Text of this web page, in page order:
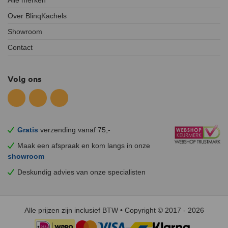
Gratis verzending vanaf 75,-
Maak een afspraak en kom langs in onze
showroom
Deskundig advies van onze specialisten
Over BlinqKachels
Showroom
Contact
Volg ons
Alle prijzen zijn inclusief BTW • Copyright © 2017 - 2026